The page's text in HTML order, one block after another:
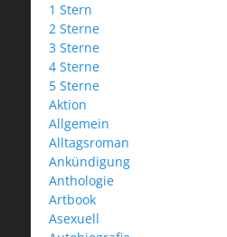
1 Stern
2 Sterne
3 Sterne
4 Sterne
5 Sterne
Aktion
Allgemein
Alltagsroman
Ankündigung
Anthologie
Artbook
Asexuell